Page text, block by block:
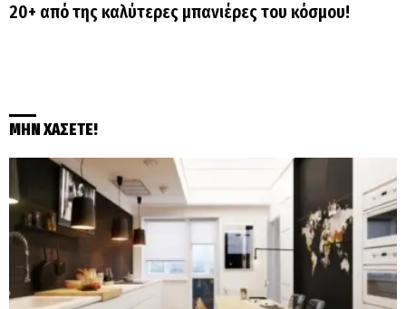
20+ από της καλύτερες μπανιέρες του κόσμου!
ΜΗΝ ΧΑΣΕΤΕ!